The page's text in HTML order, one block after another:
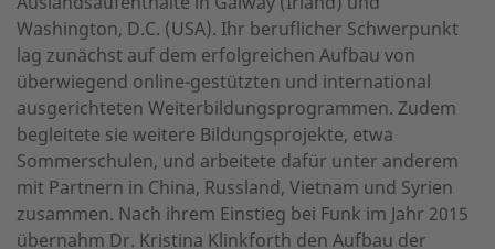
Washington, D.C. (USA). Ihr beruflicher Schwerpunkt
lag zunächst auf dem erfolgreichen Aufbau von
überwiegend online-gestützten und international
ausgerichteten Weiterbildungsprogrammen. Zudem
begleitete sie weitere Bildungsprojekte, etwa
Sommerschulen, und arbeitete dafür unter anderem
mit Partnern in China, Russland, Vietnam und Syrien
zusammen. Nach ihrem Einstieg bei Funk im Jahr 2015
übernahm Dr. Kristina Klinkforth den Aufbau der